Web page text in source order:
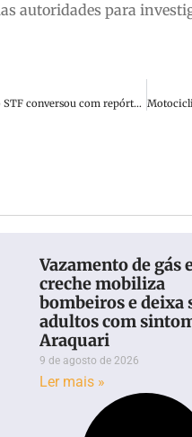
autoridades para
VÍDEO: Homem-bomba que atacou o STF conversou com repórter minutos antes da explosão
Vazamento de gás
creche mobiliza
bombeiros e deixa
adultos com
Araquari
9 de agosto de 2026
Ler mais »